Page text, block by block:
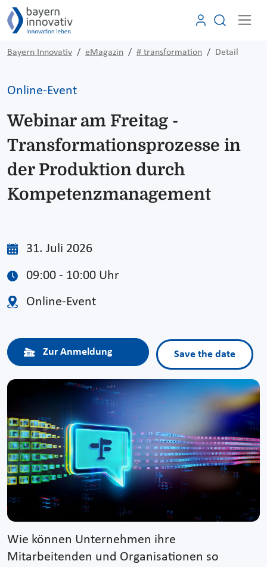
Bayern Innovativ eMagazin # transformation Detail
Online-Event
Webinar am Freitag -
Transformationsprozesse in
der Produktion durch
Kompetenzmanagement
31. Juli 2026
09:00 - 10:00 Uhr
Online-Event
Zur Anmeldung Save the date
Wie können Unternehmen ihre
Mitarbeitenden und Organisationen so